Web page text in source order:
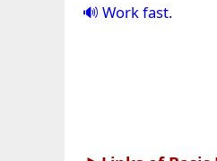
Work fast.